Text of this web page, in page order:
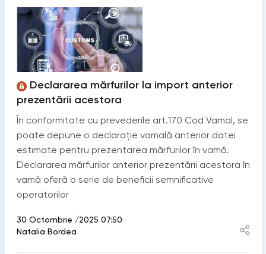
Declararea mărfurilor la import anterior
prezentării acestora
În conformitate cu prevederile art.170 Cod Vamal, se
poate depune o declarație vamală anterior datei
estimate pentru prezentarea mărfurilor în vamă.
Declararea mărfurilor anterior prezentării acestora în
vamă oferă o serie de beneficii semnificative
operatorilor
30 Octombrie /2025 07:50
Natalia Bordea